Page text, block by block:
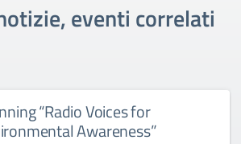
eventi correlati
“Radio Voices for
Awareness”